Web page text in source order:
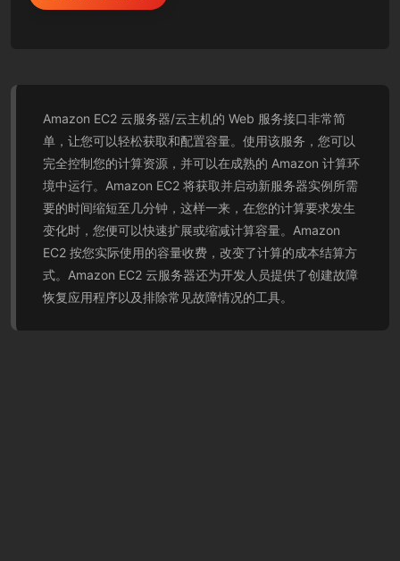
Amazon EC2 云服务器/云主机的 Web 服务接口非常简
单，让您可以轻松获取和配置容量。使用该服务，您可以
完全控制您的计算资源，并可以在成熟的 Amazon 计算环
境中运行。Amazon EC2 将获取并启动新服务器实例所需
要的时间缩短至几分钟，这样一来，在您的计算要求发生
变化时，您便可以快速扩展或缩减计算容量。Amazon
EC2 按您实际使用的容量收费，改变了计算的成本结算方
式。Amazon EC2 云服务器还为开发人员提供了创建故障
恢复应用程序以及排除常见故障情况的工具。